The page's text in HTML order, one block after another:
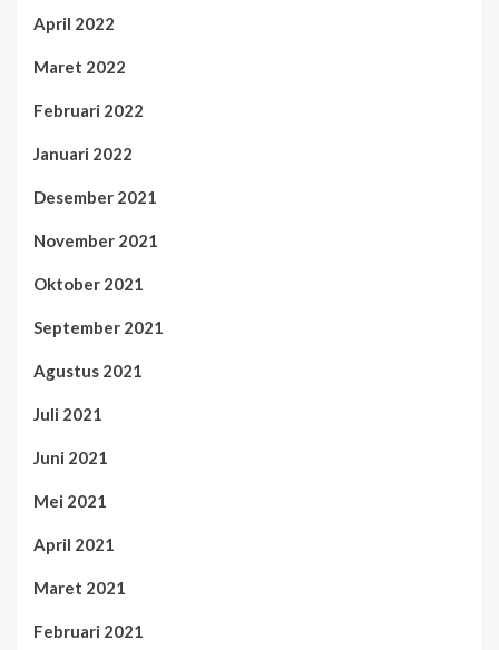
April 2022
Maret 2022
Februari 2022
Januari 2022
Desember 2021
November 2021
Oktober 2021
September 2021
Agustus 2021
Juli 2021
Juni 2021
Mei 2021
April 2021
Maret 2021
Februari 2021